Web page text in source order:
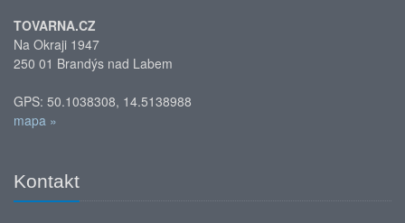
TOVARNA.CZ
Na Okraji 1947
250 01 Brandýs nad Labem
GPS: 50.1038308, 14.5138988
mapa »
Kontakt